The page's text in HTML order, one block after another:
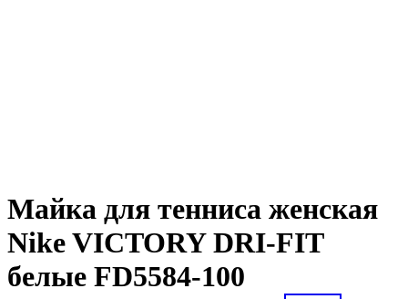
Майка для тенниса женская
Nike VICTORY DRI-FIT
белые FD5584-100